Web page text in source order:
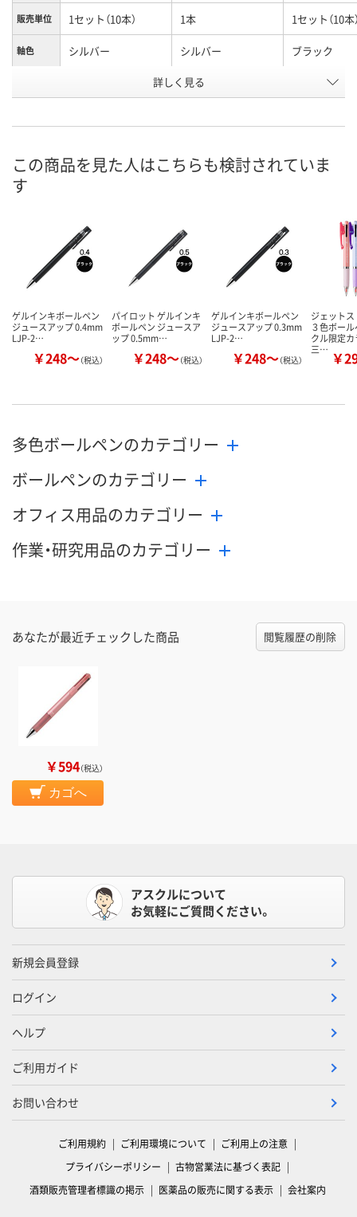
販売単位 1セット（10本） 1本 1セット（10本
軸色 シルバー シルバー ブラック
EP55554 EP55594
お届け日
ついてご連絡いたし
8月13日（木）
ついてご連絡
数量
カゴへ カゴへ カ
詳しく見る
この商品を見た人はこちらも検討されていま
す
ゲルインキボールペン
ジュースアップ 0.4mm
LJP-2…
￥248～（税込）
パイロット ゲルインキ
ボールペン ジュースア
ップ 0.5mm…
￥248～（税込）
ゲルインキボールペン
ジュースアップ 0.3mm
LJP-2…
￥248～（税込）
ジェット
３色ボー
クル限定
三… ￥
多色ボールペンのカテゴリー
ボールペンのカテゴリー
オフィス用品のカテゴリー
作業・研究用品のカテゴリー
あなたが最近チェックした商品 閲覧履歴の削除
￥594（税込）
カゴへ
アスクルについて
お気軽にご質問ください。
新規会員登録
ログイン
ヘルプ
ご利用ガイド
お問い合わせ
ご利用規約 ご利用環境について
ご利用上の注意
プライバシーポリシー
古物営業法に基づく表記
酒類販売管理者標識の掲示
医薬品の販売に関する表示 会社案内